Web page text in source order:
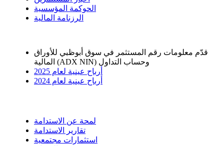
الحوكمة المؤسسية
الرزنامة المالية
قدّم معلومات رقم المستثمر في سوق أبوظبي للأوراق
المالية (ADX NIN) وحساب التداول
أرباح عينية لعام 2025
أرباح عينية لعام 2024
لمحة عن الاستدامة
تقارير الاستدامة
استثمارات مجتمعية